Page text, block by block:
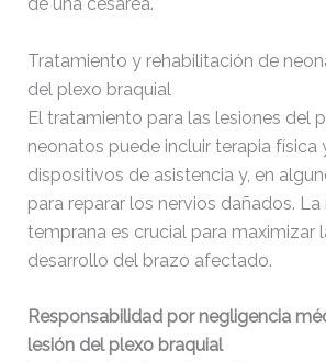
Tratamiento y rehabilitación de
del plexo braquial
El tratamiento para las lesiones del
neonatos puede incluir terapia física
dispositivos de asistencia y, en
para reparar los nervios dañados.
temprana es crucial para maximizar
desarrollo del brazo afectado.
Responsabilidad por negligencia
lesión del plexo braquial